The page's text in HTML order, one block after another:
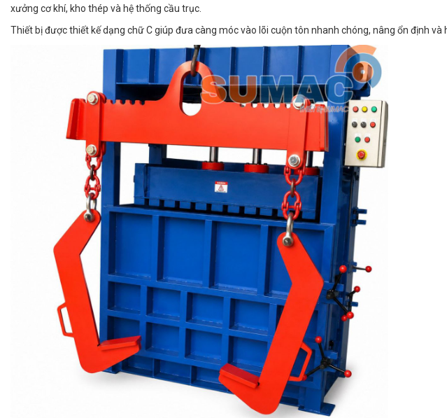
xưởng cơ khí, kho thép và hệ thống cầu trục.
Thiết bị được thiết kế dạng chữ C giúp đưa càng móc vào lõi cuộn tôn nhanh chóng, nâng ổn định và